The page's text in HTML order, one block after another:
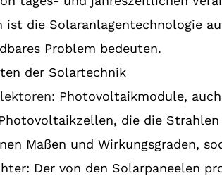
ist die Solaranlagentechnologie
Problem bedeuten.
der Solartechnik
: Photovoltaikmodule,
die die
Maßen und Wirkungsgraden,
Der von den Solarpaneelen